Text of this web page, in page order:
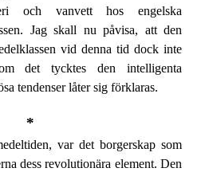
och vanvett hos engelska
Jag skall nu påvisa, att den
vid denna tid dock inte
det tycktes den intelligenta
tendenser låter sig förklaras.
*
var det borgerskap som
dess revolutionära element. Den